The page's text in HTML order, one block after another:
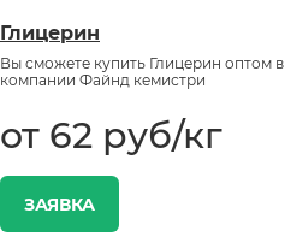
Глицерин
Вы сможете купить Глицерин оптом в
компании Файнд кемистри
от 62 руб/кг
ЗАЯВКА